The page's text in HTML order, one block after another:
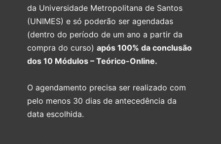
da Universidade Metropolitana de Santos
(UNIMES) e só poderão ser agendadas
(dentro do período de um ano a partir da
compra do curso)após 100% da conclusão
dos 10 Módulos – Teórico-Online.
O agendamento precisa ser realizado com
pelo menos 30 dias de antecedência da
data escolhida.